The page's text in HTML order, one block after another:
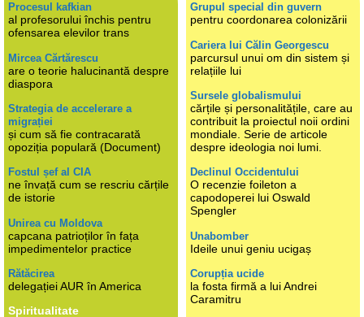
Procesul kafkian
al profesorului închis pentru
ofensarea elevilor trans
Mircea Cărtărescu
are o teorie halucinantă despre
diaspora
Strategia de accelerare a
migrației
și cum să fie contracarată
opoziția populară (Document)
Fostul șef al CIA
ne învață cum se rescriu cărțile
de istorie
Unirea cu Moldova
capcana patrioților în fața
impedimentelor practice
Rătăcirea
delegației AUR în America
Spiritualitate
Grupul special din guvern
pentru coordonarea colonizării
Cariera lui Călin Georgescu
parcursul unui om din sistem și
relațiile lui
Sursele globalismului
cărțile și personalitățile, care au
contribuit la proiectul noii ordini
mondiale. Serie de articole
despre ideologia noi lumi.
Declinul Occidentului
O recenzie foileton a
capodoperei lui Oswald
Spengler
Unabomber
Ideile unui geniu ucigaș
Corupția ucide
la fosta firmă a lui Andrei
Caramitru